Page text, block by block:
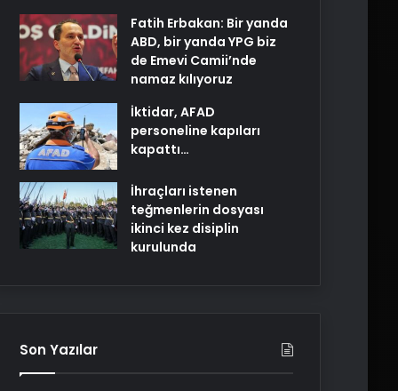
Fatih Erbakan: Bir yanda
ABD, bir yanda YPG biz
de Emevi Camii’nde
namaz kılıyoruz
İktidar, AFAD
personeline kapıları
kapattı…
İhraçları istenen
teğmenlerin dosyası
ikinci kez disiplin
kurulunda
Son Yazılar